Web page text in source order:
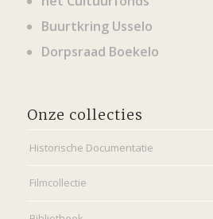
Buurtkring Usselo
Dorpsraad Boekelo
Onze collecties
Historische Documentatie
Filmcollectie